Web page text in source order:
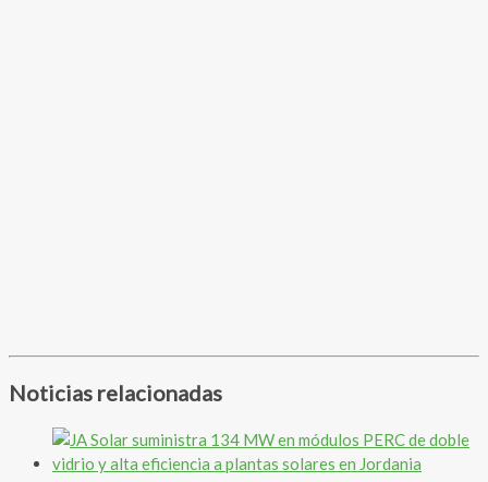
Noticias relacionadas